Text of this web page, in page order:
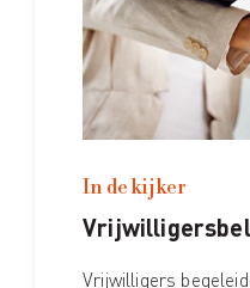
In de kijker
Vrijwilligers